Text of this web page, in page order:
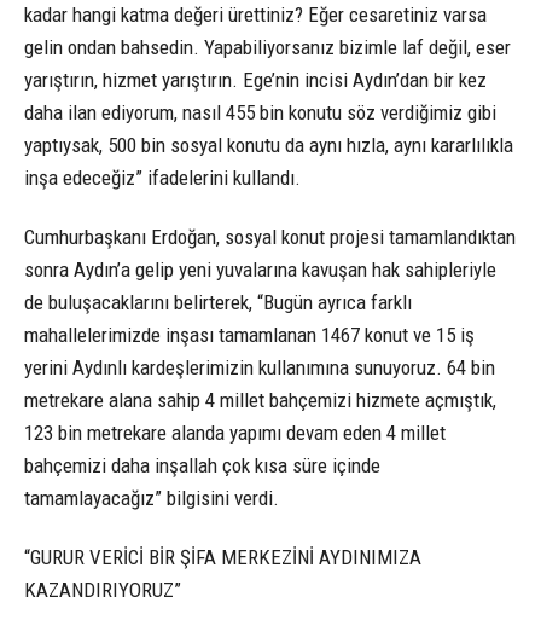
kadar hangi katma değeri ürettiniz? Eğer cesaretiniz varsa
gelin ondan bahsedin. Yapabiliyorsanız bizimle laf değil, eser
yarıştırın, hizmet yarıştırın. Ege’nin incisi Aydın’dan bir kez
daha ilan ediyorum, nasıl 455 bin konutu söz verdiğimiz gibi
yaptıysak, 500 bin sosyal konutu da aynı hızla, aynı kararlılıkla
inşa edeceğiz” ifadelerini kullandı.
Cumhurbaşkanı Erdoğan, sosyal konut projesi tamamlandıktan
sonra Aydın’a gelip yeni yuvalarına kavuşan hak sahipleriyle
de buluşacaklarını belirterek, “Bugün ayrıca farklı
mahallelerimizde inşası tamamlanan 1467 konut ve 15 iş
yerini Aydınlı kardeşlerimizin kullanımına sunuyoruz. 64 bin
metrekare alana sahip 4 millet bahçemizi hizmete açmıştık,
123 bin metrekare alanda yapımı devam eden 4 millet
bahçemizi daha inşallah çok kısa süre içinde
tamamlayacağız” bilgisini verdi.
“GURUR VERİCİ BİR ŞİFA MERKEZİNİ AYDINIMIZA
KAZANDIRIYORUZ”